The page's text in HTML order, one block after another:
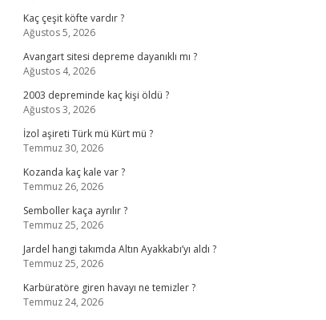
Kaç çeşit köfte vardır ?
Ağustos 5, 2026
Avangart sitesi depreme dayanıklı mı ?
Ağustos 4, 2026
2003 depreminde kaç kişi öldü ?
Ağustos 3, 2026
İzol aşireti Türk mü Kürt mü ?
Temmuz 30, 2026
Kozanda kaç kale var ?
Temmuz 26, 2026
Semboller kaça ayrılır ?
Temmuz 25, 2026
Jardel hangi takımda Altın Ayakkabı’yı aldı ?
Temmuz 25, 2026
Karbüratöre giren havayı ne temizler ?
Temmuz 24, 2026